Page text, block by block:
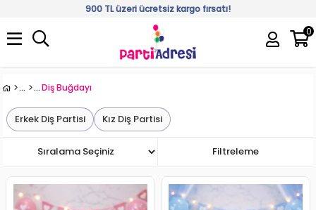
900 TL üzeri ücretsiz kargo fırsatı!
0
Diş Buğdayı
Erkek Diş Partisi Kız Diş Partisi
Filtreleme
Sıralama